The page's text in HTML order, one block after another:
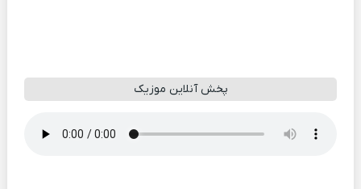
پخش آنلاین موزیک